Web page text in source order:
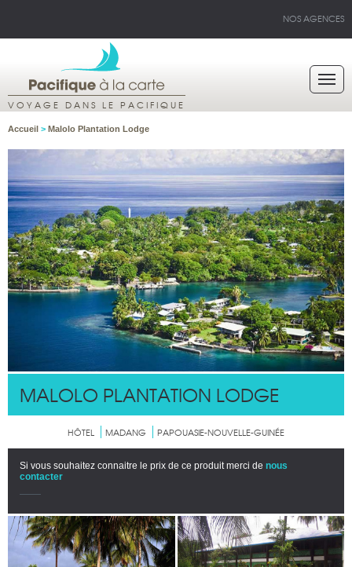
NOS AGENCES
VOYAGE DANS LE PACIFIQUE
Accueil > Malolo Plantation Lodge
MALOLO PLANTATION LODGE
HÔTEL MADANG PAPOUASIE-NOUVELLE-GUINÉE
Si vous souhaitez connaitre le prix de ce produit merci de nous
contacter